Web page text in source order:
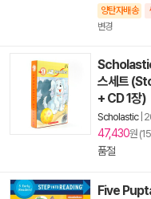
양탄자배송
변경
스세트
+ CD 1장)
Scholastic|
47,430원
품절
Five